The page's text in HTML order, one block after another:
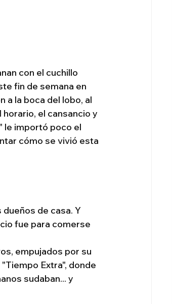
con el cuchillo
fin de semana en
a la boca del lobo, al
el cansancio y
le importó poco el
cómo se vivió esta
dueños de casa. Y
fue para comerse
empujados por su
Extra", donde
sudaban... y